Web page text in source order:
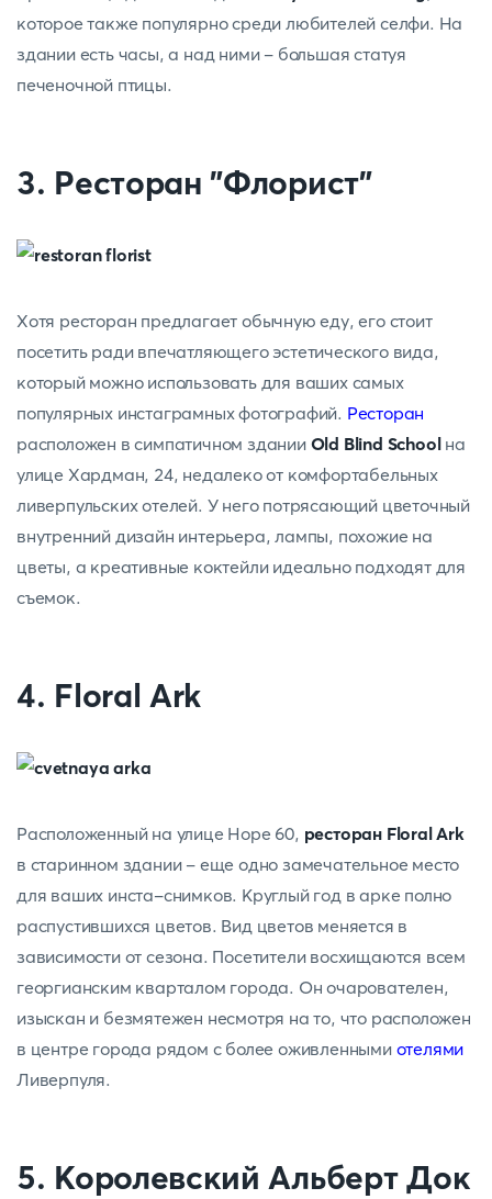
которое также популярно среди любителей селфи. На
здании есть часы, а над ними - большая статуя
печеночной птицы.
3. Ресторан "Флорист"
Хотя ресторан предлагает обычную еду, его стоит
посетить ради впечатляющего эстетического вида,
который можно использовать для ваших самых
популярных инстаграмных фотографий. Ресторан
расположен в симпатичном зданииOld Blind Schoolна
улице Хардман, 24, недалеко от комфортабельных
ливерпульских отелей. У него потрясающий цветочный
внутренний дизайн интерьера, лампы, похожие на
цветы, а креативные коктейли идеально подходят для
съемок.
4. Floral Ark
Расположенный на улице Hope 60, ресторан Floral Ark
в старинном здании - еще одно замечательное место
для ваших инста-снимков. Круглый год в арке полно
распустившихся цветов. Вид цветов меняется в
зависимости от сезона. Посетители восхищаются всем
георгианским кварталом города. Он очарователен,
изыскан и безмятежен несмотря на то, что расположен
в центре города рядом с более оживленными отелями
Ливерпуля.
5. Королевский Альберт Док